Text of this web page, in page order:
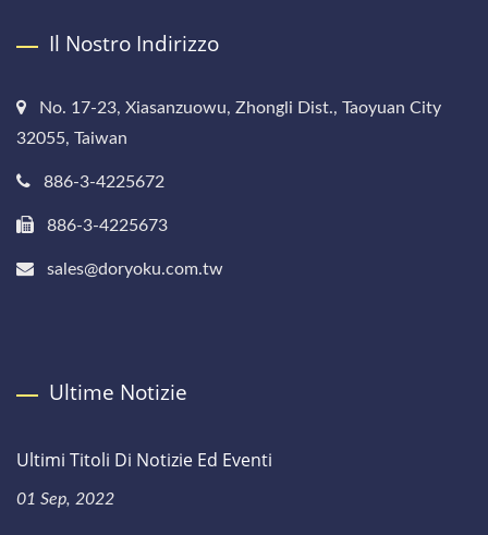
Il Nostro Indirizzo
No. 17-23, Xiasanzuowu, Zhongli Dist., Taoyuan City
32055, Taiwan
886-3-4225672
886-3-4225673
sales@doryoku.com.tw
Ultime Notizie
Ultimi Titoli Di Notizie Ed Eventi
01 Sep, 2022